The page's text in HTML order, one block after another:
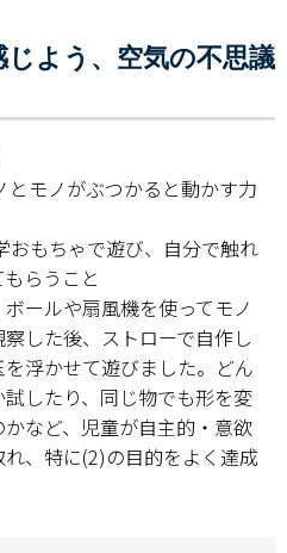
よう、空気の不思議
モノがぶつかると動かす力
おもちゃで遊び、自分で触れ
らうこと
ールや扇風機を使ってモノ
した後、ストローで自作し
浮かせて遊びました。どん
したり、同じ物でも形を変
など、児童が自主的・意欲
、特に(2)の目的をよく達成